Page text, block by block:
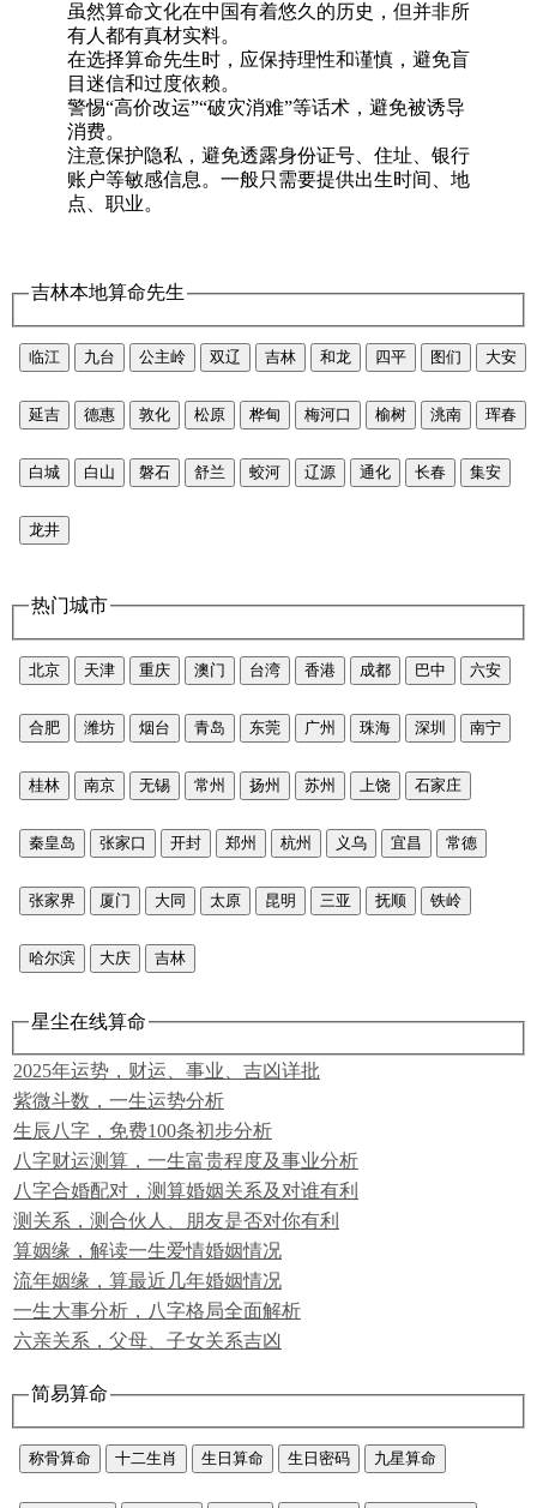
虽然算命文化在中国有着悠久的历史，但并非所
有人都有真材实料。
在选择算命先生时，应保持理性和谨慎，避免盲
目迷信和过度依赖。
警惕“高价改运”“破灾消难”等话术，避免被诱导
消费。
注意保护隐私，避免透露身份证号、住址、银行
账户等敏感信息。一般只需要提供出生时间、地
点、职业。
吉林本地算命先生
临江 九台 公主岭 双辽 吉林 和龙 四平 图们 大安
延吉 德惠 敦化 松原 桦甸 梅河口 榆树 洮南 珲春
白城 白山 磐石 舒兰 蛟河 辽源 通化 长春 集安
龙井
热门城市
北京 天津 重庆 澳门 台湾 香港 成都 巴中 六安
合肥 潍坊 烟台 青岛 东莞 广州 珠海 深圳 南宁
桂林 南京 无锡 常州 扬州 苏州 上饶 石家庄
秦皇岛 张家口 开封 郑州 杭州 义乌 宜昌 常德
张家界 厦门 大同 太原 昆明 三亚 抚顺 铁岭
哈尔滨 大庆 吉林
星尘在线算命
2025年运势，财运、事业、吉凶详批
紫微斗数，一生运势分析
生辰八字，免费100条初步分析
八字财运测算，一生富贵程度及事业分析
八字合婚配对，测算婚姻关系及对谁有利
测关系，测合伙人、朋友是否对你有利
算姻缘，解读一生爱情婚姻情况
流年姻缘，算最近几年婚姻情况
一生大事分析，八字格局全面解析
六亲关系，父母、子女关系吉凶
简易算命
称骨算命 十二生肖 生日算命 生日密码 九星算命